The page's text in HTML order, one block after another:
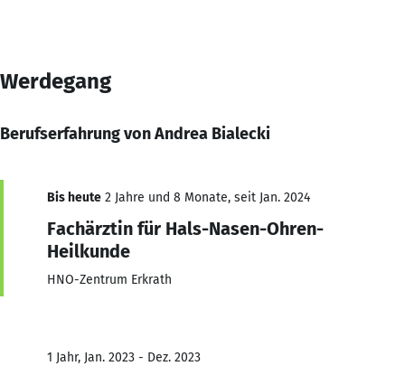
Werdegang
Berufserfahrung von Andrea Bialecki
Bis heute 2 Jahre und 8 Monate, seit Jan. 2024
Fachärztin für Hals-Nasen-Ohren-
Heilkunde
HNO-Zentrum Erkrath
1 Jahr, Jan. 2023 - Dez. 2023